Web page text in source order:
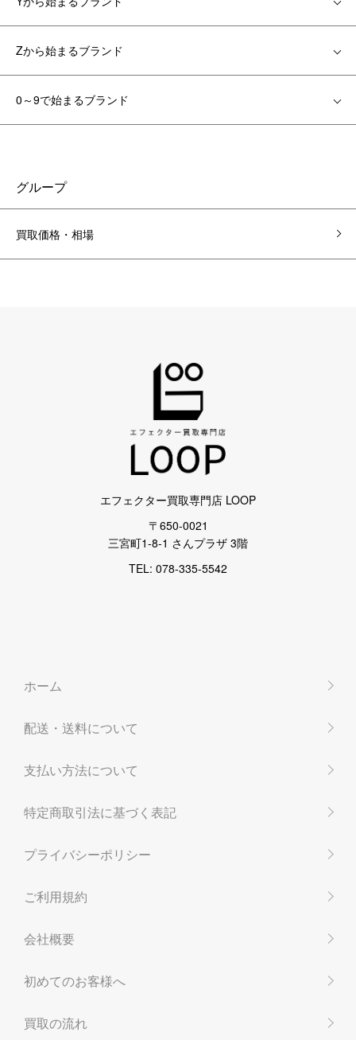
Zから始まるブランド
0～9で始まるブランド
グループ
買取価格・相場
エフェクター買取専門店 LOOP
〒650-0021
三宮町1-8-1 さんプラザ 3階
TEL: 078-335-5542
ホーム
配送・送料について
支払い方法について
特定商取引法に基づく表記
プライバシーポリシー
ご利用規約
会社概要
初めてのお客様へ
買取の流れ